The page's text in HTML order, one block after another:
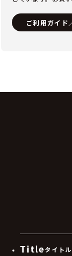
ご利用ガイド
Titleタイト